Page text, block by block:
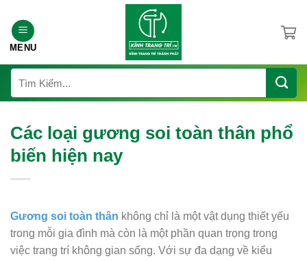
đến
nộiMENU
Tìm
kiếm:
Các loại gương soi toàn thân phổ
biến hiện nay
Gương soi toàn thân không chỉ là một vật dụng thiết yếu
trong mỗi gia đình mà còn là một phần quan trọng trong
việc trang trí không gian sống. Với sự đa dạng về kiểu